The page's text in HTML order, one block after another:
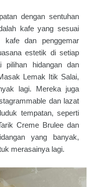
dengan sentuhan
kafe yang sesuai
kafe dan penggemar
estetik di setiap
pilihan hidangan dan
Lemak Itik Salai,
lagi. Mereka juga
dan lazat
tempatan, seperti
Creme Brulee dan
yang banyak,
merasainya lagi.